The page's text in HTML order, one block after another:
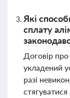
Які
сплату
Договір
укладений
разі